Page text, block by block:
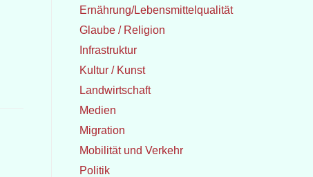
Ernährung/Lebensmittelqualität
Glaube / Religion
Infrastruktur
Kultur / Kunst
Landwirtschaft
Medien
Migration
Mobilität und Verkehr
Politik